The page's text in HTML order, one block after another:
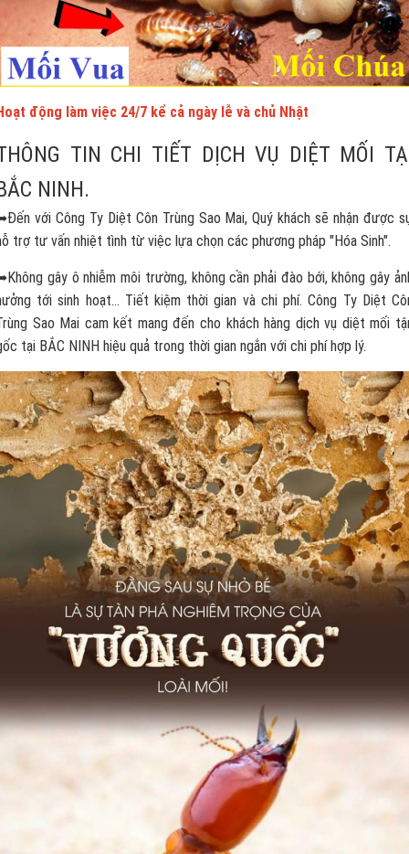
động làm việc 24/7 kể cả ngày lễ và chủ Nhật
TIN CHI TIẾT DỊCH VỤ DIỆT MỐI
NINH.
với Công Ty Diệt Côn Trùng Sao Mai, Quý khách sẽ nhận được
trợ tư vấn nhiệt tình từ việc lựa chọn các phương pháp "Hóa Sinh".
gây ô nhiễm môi trường, không cần phải đào bới, không gây
tới sinh hoạt... Tiết kiệm thời gian và chi phí. Công Ty Diệt
Sao Mai cam kết mang đến cho khách hàng dịch vụ diệt mối
tại BẮC NINH hiệu quả trong thời gian ngắn với chi phí hợp lý.